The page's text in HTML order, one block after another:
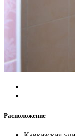
Расположение